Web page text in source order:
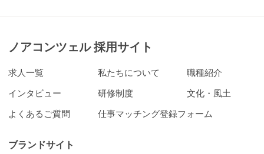
ノアコンツェル 採用サイト
求人一覧 私たちについて
職種紹介
インタビュー
研修制度
文化・風土
よくあるご質問
仕事マッチング登録フォーム
ブランドサイト